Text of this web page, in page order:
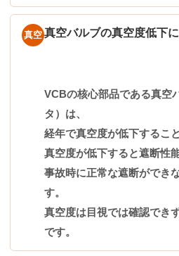
真空 真空バルブの真空度低下
VCBの核心部品である真空
タ）は、
経年で真空度が低下するこ
真空度が低下すると遮断性
事故時に正常な遮断ができ
す。
真空度は目視では確認でき
です。